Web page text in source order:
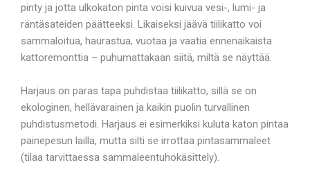
pinty ja jotta ulkokaton pinta voisi kuivua vesi-, lumi- ja
räntäsateiden päätteeksi. Likaiseksi jäävä tiilikatto voi
sammaloitua, haurastua, vuotaa ja vaatia ennenaikaista
kattoremonttia – puhumattakaan siitä, miltä se näyttää.
Harjaus on paras tapa puhdistaa tiilikatto, sillä se on
ekologinen, hellävarainen ja kaikin puolin turvallinen
puhdistusmetodi. Harjaus ei esimerkiksi kuluta katon pintaa
painepesun lailla, mutta silti se irrottaa pintasammaleet
(tilaa tarvittaessa sammaleentuhokäsittely).